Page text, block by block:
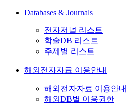
Databases & Journals
전자저널 리스트
학술DB 리스트
주제별 리스트
해외전자자료 이용안내
해외전자자료 이용안내
해외DB별 이용권한